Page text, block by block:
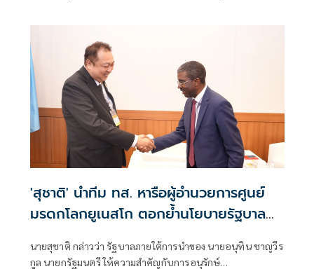
'สุชาติ' นำทีม ทส. หารือผู้อำนวยการศูนย์
มรดกโลกยูเนสโก ตอกย้ำนโยบายรัฐบาล
ระดับบทบาทไทยบนเวทีนานาชาติ
นายสุชาติ กล่าวว่า รัฐบาลภายใต้การนำของ นายอนุทิน ชาญวีร
กูล นายกรัฐมนตรี ให้ความสำคัญกับการอนุรักษ์